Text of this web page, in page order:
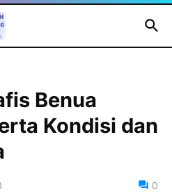
Benua
Kondisi dan
0